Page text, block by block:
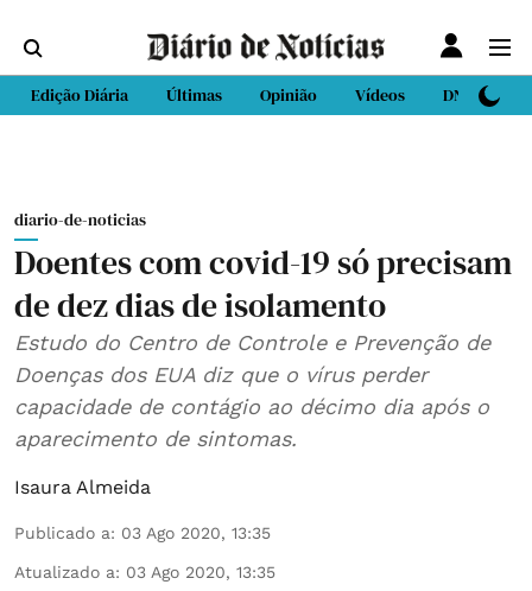
Edição Diária Últimas Opinião Vídeos DN Sport
diario-de-noticias
Doentes com covid-19 só precisam
de dez dias de isolamento
Estudo do Centro de Controle e Prevenção de
Doenças dos EUA diz que o vírus perder
capacidade de contágio ao décimo dia após o
aparecimento de sintomas.
Isaura Almeida
Publicado a: 03 Ago 2020, 13:35
Atualizado a: 03 Ago 2020, 13:35